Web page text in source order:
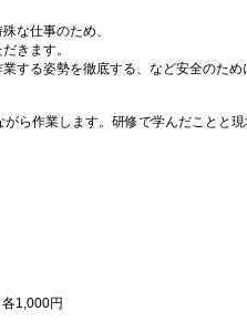
な仕事のため、
きます。
する姿勢を徹底する、など安全のた
ら作業します。研修で学んだことと
1,000円